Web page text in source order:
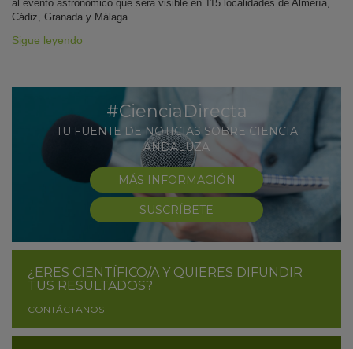
al evento astronómico que será visible en 115 localidades de Almería,
Cádiz, Granada y Málaga.
Sigue leyendo
#CienciaDirecta
TU FUENTE DE NOTICIAS SOBRE CIENCIA
ANDALUZA
MÁS INFORMACIÓN
SUSCRÍBETE
¿ERES CIENTÍFICO/A Y QUIERES DIFUNDIR
TUS RESULTADOS?
CONTÁCTANOS